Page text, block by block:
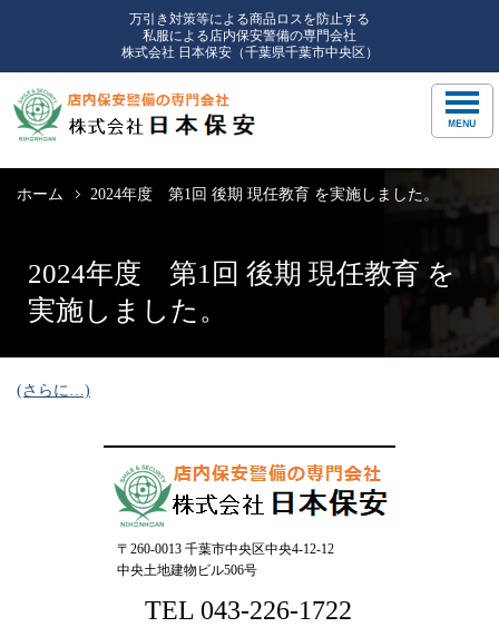
万引き対策等による商品ロスを防止する
私服による店内保安警備の専門会社
株式会社 日本保安（千葉県千葉市中央区）
ホーム 2024年度 第1回 後期 現任教育 を実施しました。
2024年度 第1回 後期 現任教育 を
実施しました。
(さらに…)
〒260-0013 千葉市中央区中央4-12-12
中央土地建物ビル506号
TEL 043-226-1722